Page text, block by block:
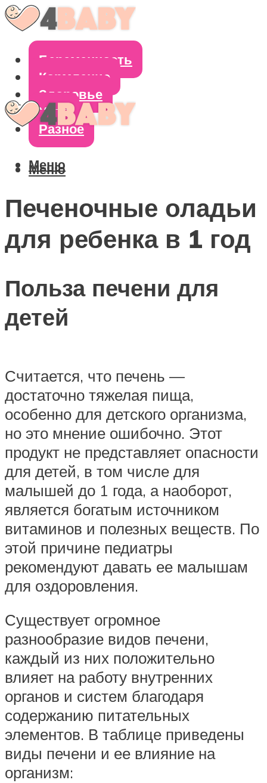
Беременность
Кормление
Здоровье
Уход
Разное
Меню
Меню
Печеночные оладьи
для ребенка в 1 год
Польза печени для
детей
Считается, что печень —
достаточно тяжелая пища,
особенно для детского организма,
но это мнение ошибочно. Этот
продукт не представляет опасности
для детей, в том числе для
малышей до 1 года, а наоборот,
является богатым источником
витаминов и полезных веществ. По
этой причине педиатры
рекомендуют давать ее малышам
для оздоровления.
Существует огромное
разнообразие видов печени,
каждый из них положительно
влияет на работу внутренних
органов и систем благодаря
содержанию питательных
элементов. В таблице приведены
виды печени и ее влияние на
организм: